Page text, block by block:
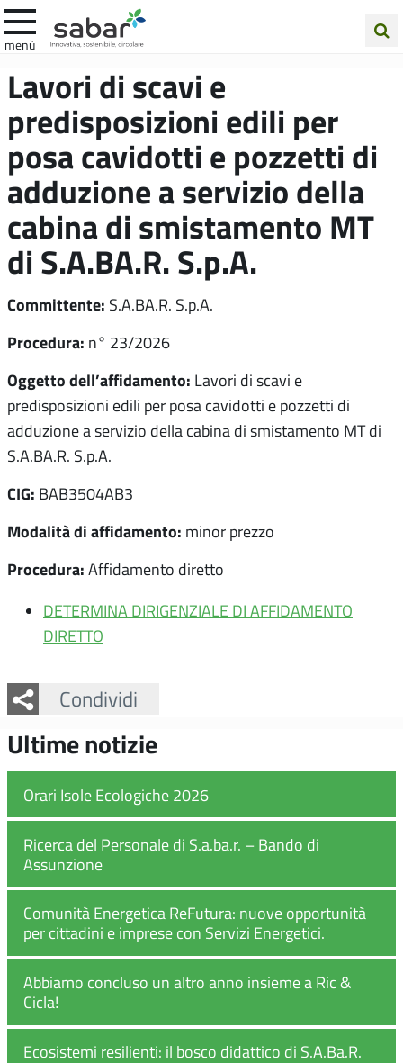
menù
nel
sito
Lavori di scavi e
predisposizioni edili per
posa cavidotti e pozzetti di
adduzione a servizio della
cabina di smistamento MT
di S.A.BA.R. S.p.A.
Committente: S.A.BA.R. S.p.A.
Procedura: n° 23/2026
Oggetto dell’affidamento: Lavori di scavi e
predisposizioni edili per posa cavidotti e pozzetti di
adduzione a servizio della cabina di smistamento MT di
S.A.BA.R. S.p.A.
CIG: BAB3504AB3
Modalità di affidamento: minor prezzo
Procedura: Affidamento diretto
DETERMINA DIRIGENZIALE DI AFFIDAMENTO
DIRETTO
Condividi
Facebook
Twitter
Whatsapp
Ultime notizie
Orari Isole Ecologiche 2026
Ricerca del Personale di S.a.ba.r. – Bando di
Assunzione
Comunità Energetica ReFutura: nuove opportunità
per cittadini e imprese con Servizi Energetici.
Abbiamo concluso un altro anno insieme a Ric &
Cicla!
Ecosistemi resilienti: il bosco didattico di S.A.Ba.R.